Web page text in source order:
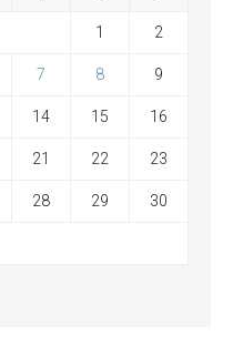
1 2
7 8 9
14 15 16
21 22 23
28 29 30